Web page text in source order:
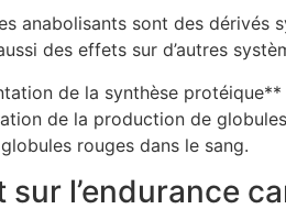
anabolisants sont des dérivés
des effets sur d’autres
de la synthèse
de la production de
rouges dans le sang.
sur l’endurance